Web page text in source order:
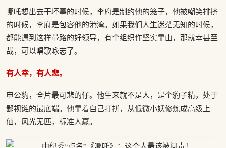
哪吒想出去干坏事的时候，李府是制约他的笼子，他被嘲笑排挤
的时候，李府是包容他的港湾。如果我们人生迷茫无知的时候，
都能遇到这样带路的好领导，有个组织作坚实靠山，那就幸甚至
哉，可以唱歌咏志了。
有人幸，有人悲。
申公豹，全片最可悲的仔。他生来就不是人，是个豹子精，处于
鄙视链的最底端。他靠着自己打拼，从低微小妖修炼成高级上
仙，风光无匹，标准人赢。